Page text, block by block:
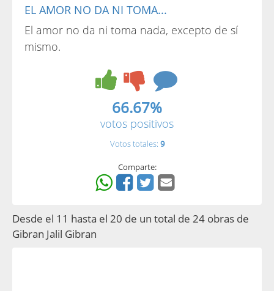
EL AMOR NO DA NI TOMA...
El amor no da ni toma nada, excepto de sí
mismo.
66.67%
votos positivos
Votos totales: 9
Comparte:
Desde el 11 hasta el 20 de un total de 24 obras de
Gibran Jalil Gibran